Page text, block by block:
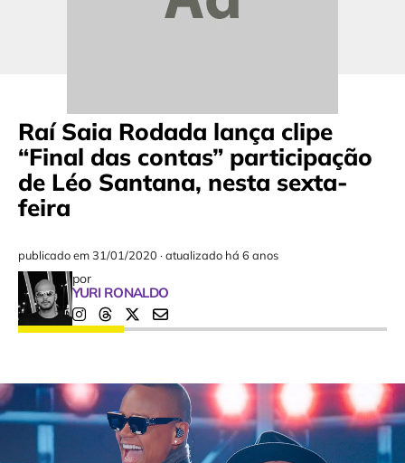
Raí Saia Rodada lança clipe
“Final das contas” participação
de Léo Santana, nesta sexta-
feira
publicado em31/01/2020 ·atualizado há 6 anos
por
YURI RONALDO